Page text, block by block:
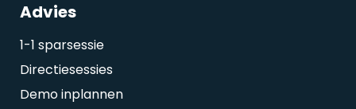
Advies
1-1 sparsessie
Directiesessies
Demo inplannen